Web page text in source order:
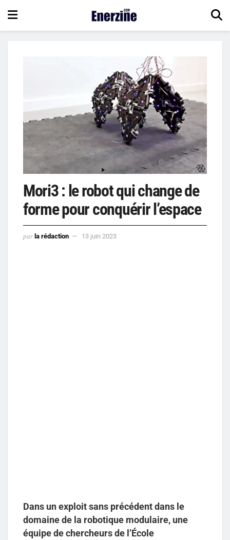
Mori3 : le robot qui change de
forme pour conquérir l’espace
par la rédaction 13 juin 2023
Dans un exploit sans précédent dans le
domaine de la robotique modulaire, une
équipe de chercheurs de l’École